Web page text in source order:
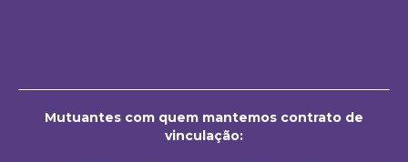
Mutuantes com quem mantemos contrato de
vinculação: